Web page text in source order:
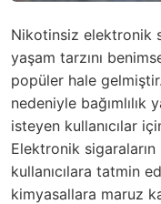
Nikotinsiz elektronik
yaşam tarzını
popüler hale
nedeniyle bağımlılık
isteyen kullanıcılar
Elektronik
kullanıcılara tatmin
kimyasallara maruz